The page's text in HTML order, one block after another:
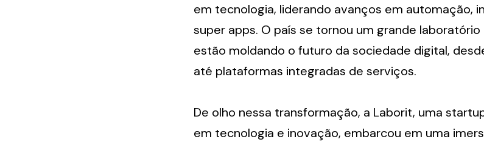
em tecnologia, liderando avanços em automação,
super apps. O país se tornou um grande
estão moldando o futuro da sociedade digital,
até plataformas integradas de serviços.
De olho nessa transformação, a Laborit, uma
em tecnologia e inovação, embarcou em uma